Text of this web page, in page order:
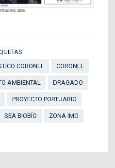
CORONEL CORONEL
AMBIENTAL DRAGADO
PROYECTO PORTUARIO
SEA BIOBÍO ZONA IMO